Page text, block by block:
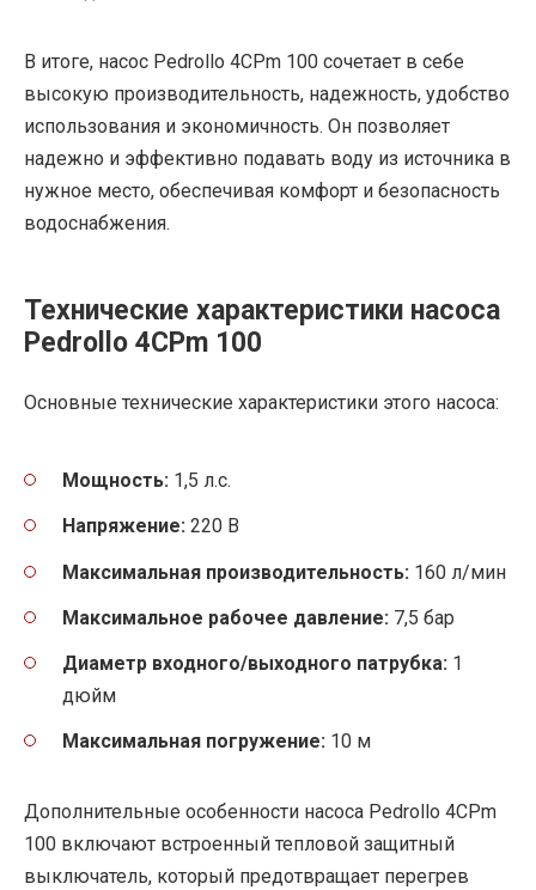
В итоге, насос Pedrollo 4CPm 100 сочетает в себе
высокую производительность, надежность, удобство
использования и экономичность. Он позволяет
надежно и эффективно подавать воду из источника в
нужное место, обеспечивая комфорт и безопасность
водоснабжения.
Технические характеристики насоса
Pedrollo 4CPm 100
Основные технические характеристики этого насоса:
Мощность: 1,5 л.с.
Напряжение: 220 В
Максимальная производительность: 160 л/мин
Максимальное рабочее давление: 7,5 бар
Диаметр входного/выходного патрубка: 1
дюйм
Максимальная погружение: 10 м
Дополнительные особенности насоса Pedrollo 4CPm
100 включают встроенный тепловой защитный
выключатель, который предотвращает перегрев